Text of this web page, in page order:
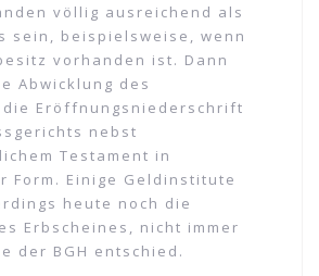
völlig ausreichend als
sein, beispielsweise, wenn
vorhanden ist. Dann
Abwicklung des
die Eröffnungsniederschrift
nebst
Testament in
Form. Einige Geldinstitute
heute noch die
Erbscheines, nicht immer
der BGH entschied.